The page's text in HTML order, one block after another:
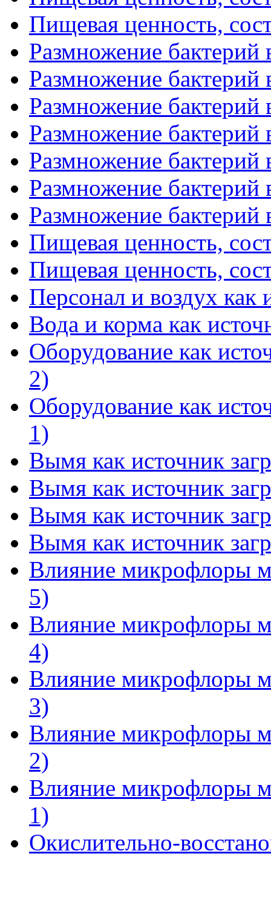
Пищевая ценность,
Размножение
Размножение
Размножение
Размножение
Размножение
Размножение
Размножение
Пищевая ценность,
Пищевая ценность,
Персонал и воздух как
Вода и корма как
Оборудование как
2)
Оборудование как
1)
Вымя как источник
Вымя как источник
Вымя как источник
Вымя как источник
Влияние микрофлоры
5)
Влияние микрофлоры
4)
Влияние микрофлоры
3)
Влияние микрофлоры
2)
Влияние микрофлоры
1)
Окислительно-